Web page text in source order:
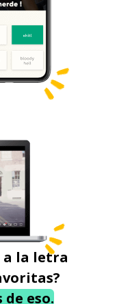
a la letra
eso.